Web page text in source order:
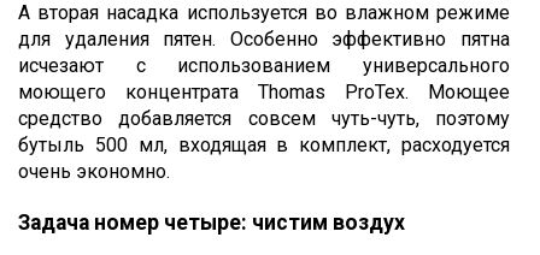
А вторая насадка используется во влажном режиме
для удаления пятен. Особенно эффективно пятна
исчезают с использованием универсального
моющего концентрата Thomas ProTex. Моющее
средство добавляется совсем чуть-чуть, поэтому
бутыль 500 мл, входящая в комплект, расходуется
очень экономно.
Задача номер четыре: чистим воздух